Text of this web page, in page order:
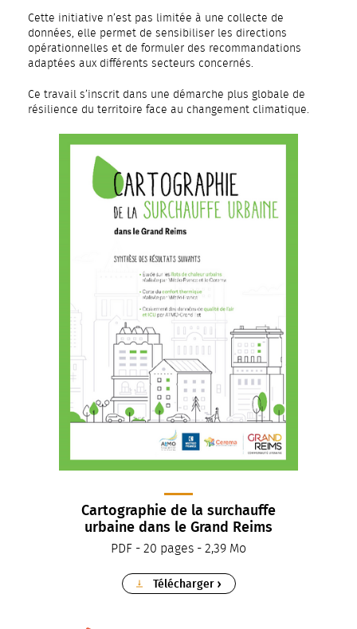
Cette initiative n’est pas limitée à une collecte de
données, elle permet de sensibiliser les directions
opérationnelles et de formuler des recommandations
adaptées aux différents secteurs concernés.
Ce travail s’inscrit dans une démarche plus globale de
résilience du territoire face au changement climatique.
Cartographie de la surchauffe
urbaine dans le Grand Reims
PDF - 20 pages - 2,39 Mo
Télécharger